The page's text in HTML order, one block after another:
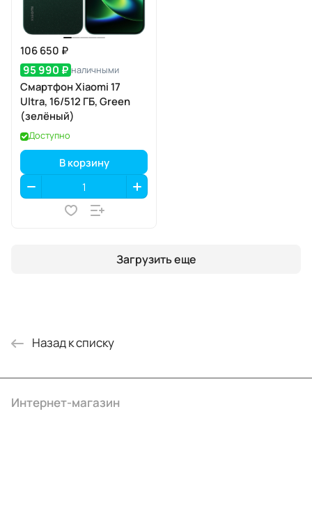
106 650 ₽
95 990 ₽ наличными
Смартфон Xiaomi 17
Ultra, 16/512 ГБ, Green
(зелёный)
Доступно
В корзину
Загрузить еще
Назад к списку
Интернет-магазин